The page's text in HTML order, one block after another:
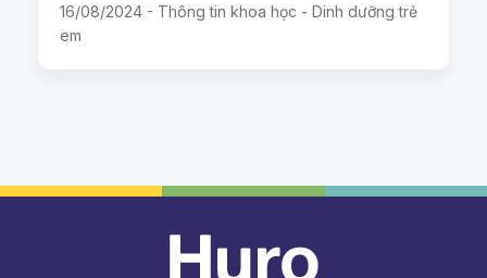
16/08/2024 - Thông tin khoa học - Dinh dưỡng trẻ
em